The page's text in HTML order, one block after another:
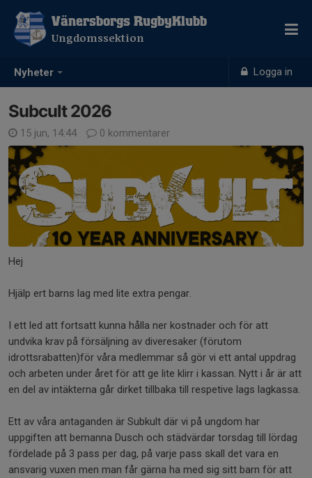
Nyheter Logga in
Vänersborgs RugbyKlubb
Ungdomssektion
Subcult 2026
15 jun, 14:44 0 kommentarer
Hej
Hjälp ert barns lag med lite extra pengar.
I ett led att fortsatt kunna hålla ner kostnader och för att
undvika krav på försäljning av diveresaker (förutom
idrottsrabatten)för våra medlemmar så gör vi ett antal uppdrag
och arbeten under året för att ge lite klirr i kassan. Nytt i år är att
en del av intäkterna går dirket tillbaka till respetive lags lagkassa.
Ett av våra antaganden är Subkult där vi på ungdom har
uppgiften att bemanna Dusch och städvärdar torsdag till lördag
fördelade på 3 pass per dag, på varje pass skall det vara en
ansvarig vuxen men man får gärna ha med sig sitt barn för att